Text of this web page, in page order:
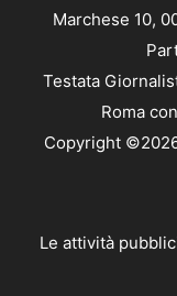
Marchese 10,
Testata
Roma
Copyright
Le attività